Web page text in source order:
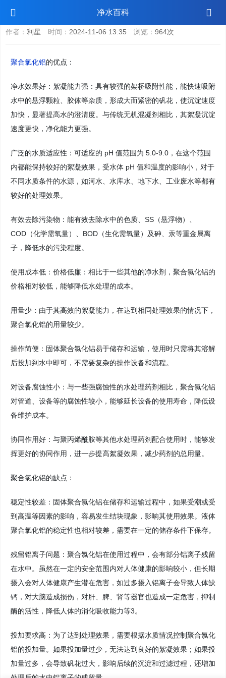
净水百科
聚合氯化铝的优缺点
作者： 利星 时间： 2024-11-06 13:35 浏览： 964次
聚合氯化铝的优点：
净水效果好：絮凝能力强：具有较强的架桥吸附性能，能快速吸附
水中的悬浮颗粒、胶体等杂质，形成大而紧密的矾花，使沉淀速度
加快，显著提高水的澄清度。与传统无机混凝剂相比，其絮凝沉淀
速度更快，净化能力更强。
广泛的水质适应性：可适应的 pH 值范围为 5.0-9.0，在这个范围
内都能保持较好的絮凝效果，受水体 pH 值和温度的影响小，对于
不同水质条件的水源，如河水、水库水、地下水、工业废水等都有
较好的处理效果。
有效去除污染物：能有效去除水中的色质、SS（悬浮物）、
COD（化学需氧量）、BOD（生化需氧量）及砷、汞等重金属离
子，降低水的污染程度。
使用成本低：价格低廉：相比于一些其他的净水剂，聚合氯化铝的
价格相对较低，能够降低水处理的成本。
用量少：由于其高效的絮凝能力，在达到相同处理效果的情况下，
聚合氯化铝的用量较少。
操作简便：固体聚合氯化铝易于储存和运输，使用时只需将其溶解
后投加到水中即可，不需要复杂的操作设备和流程。
对设备腐蚀性小：与一些强腐蚀性的水处理药剂相比，聚合氯化铝
对管道、设备等的腐蚀性较小，能够延长设备的使用寿命，降低设
备维护成本。
协同作用好：与聚丙烯酰胺等其他水处理药剂配合使用时，能够发
挥更好的协同作用，进一步提高絮凝效果，减少药剂的总用量。
聚合氯化铝的缺点：
稳定性较差：固体聚合氯化铝在储存和运输过程中，如果受潮或受
到高温等因素的影响，容易发生结块现象，影响其使用效果。液体
聚合氯化铝的稳定性也相对较差，需要在一定的储存条件下保存。
残留铝离子问题：聚合氯化铝在使用过程中，会有部分铝离子残留
在水中。虽然在一定的安全范围内对人体健康的影响较小，但长期
摄入会对人体健康产生潜在危害，如过多摄入铝离子会导致人体缺
钙，对大脑造成损伤，对肝、脾、肾等器官也造成一定危害，抑制
酶的活性，降低人体的消化吸收能力等3。
投加要求高：为了达到处理效果，需要根据水质情况控制聚合氯化
铝的投加量。如果投加量过少，无法达到良好的絮凝效果；如果投
加量过多，会导致矾花过大，影响后续的沉淀和过滤过程，还增加